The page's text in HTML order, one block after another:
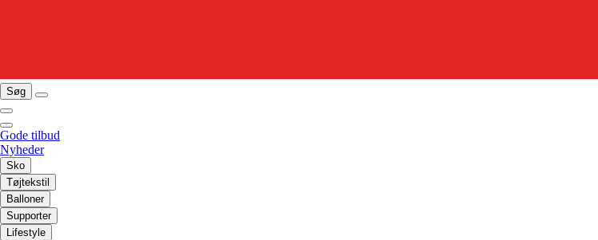
Søg
Gode tilbud
Nyheder
Sko
Tøjtekstil
Balloner
Supporter
Lifestyle